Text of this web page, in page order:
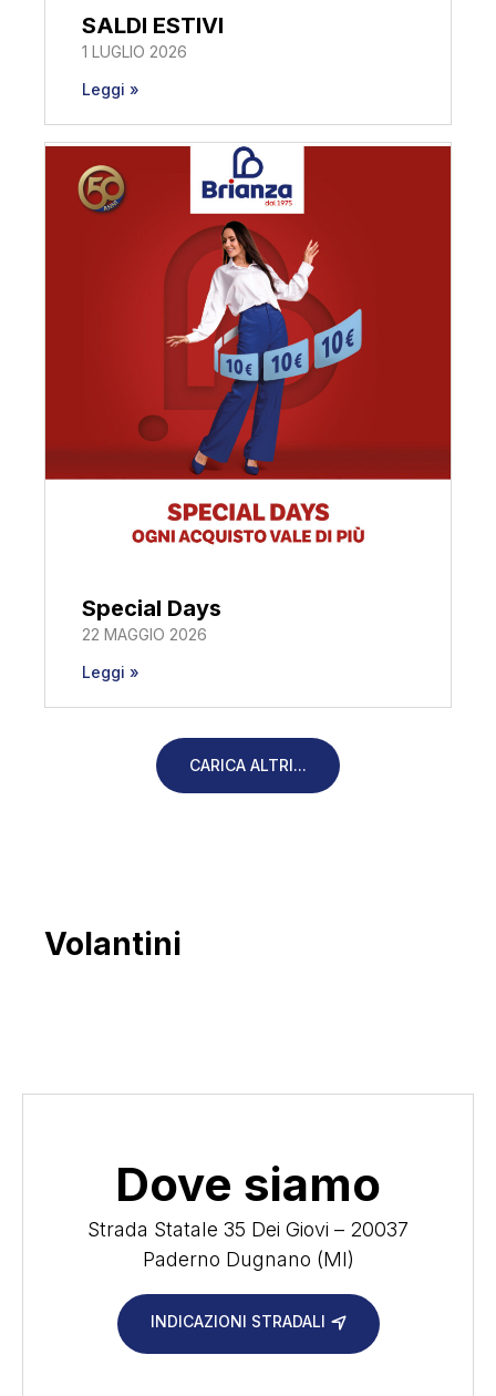
SALDI ESTIVI
1 LUGLIO 2026
Leggi »
Special Days
22 MAGGIO 2026
Leggi »
CARICA ALTRI...
Volantini
Dove siamo
Strada Statale 35 Dei Giovi – 20037
Paderno Dugnano (MI)
INDICAZIONI STRADALI